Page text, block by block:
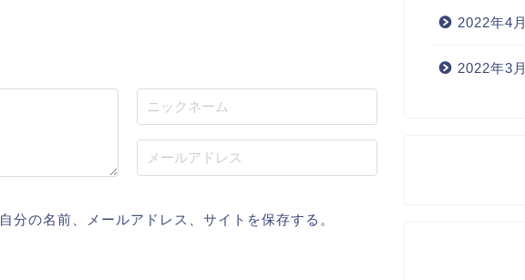
分の名前、メールアドレス、サイトを保存する。
2022年4月
2022年3月